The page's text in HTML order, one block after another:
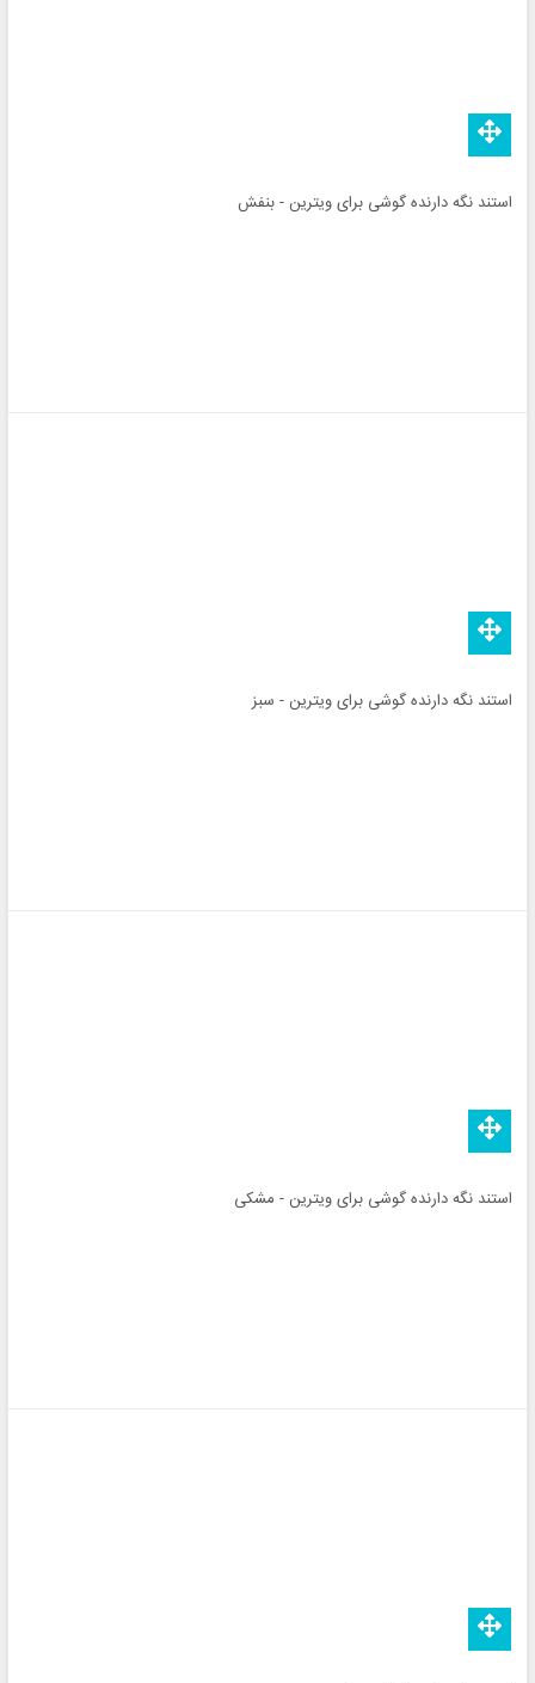
استند نگه دارنده گوشی برای ویترین - بنفش
استند نگه دارنده گوشی برای ویترین - سبز
استند نگه دارنده گوشی برای ویترین - مشکی